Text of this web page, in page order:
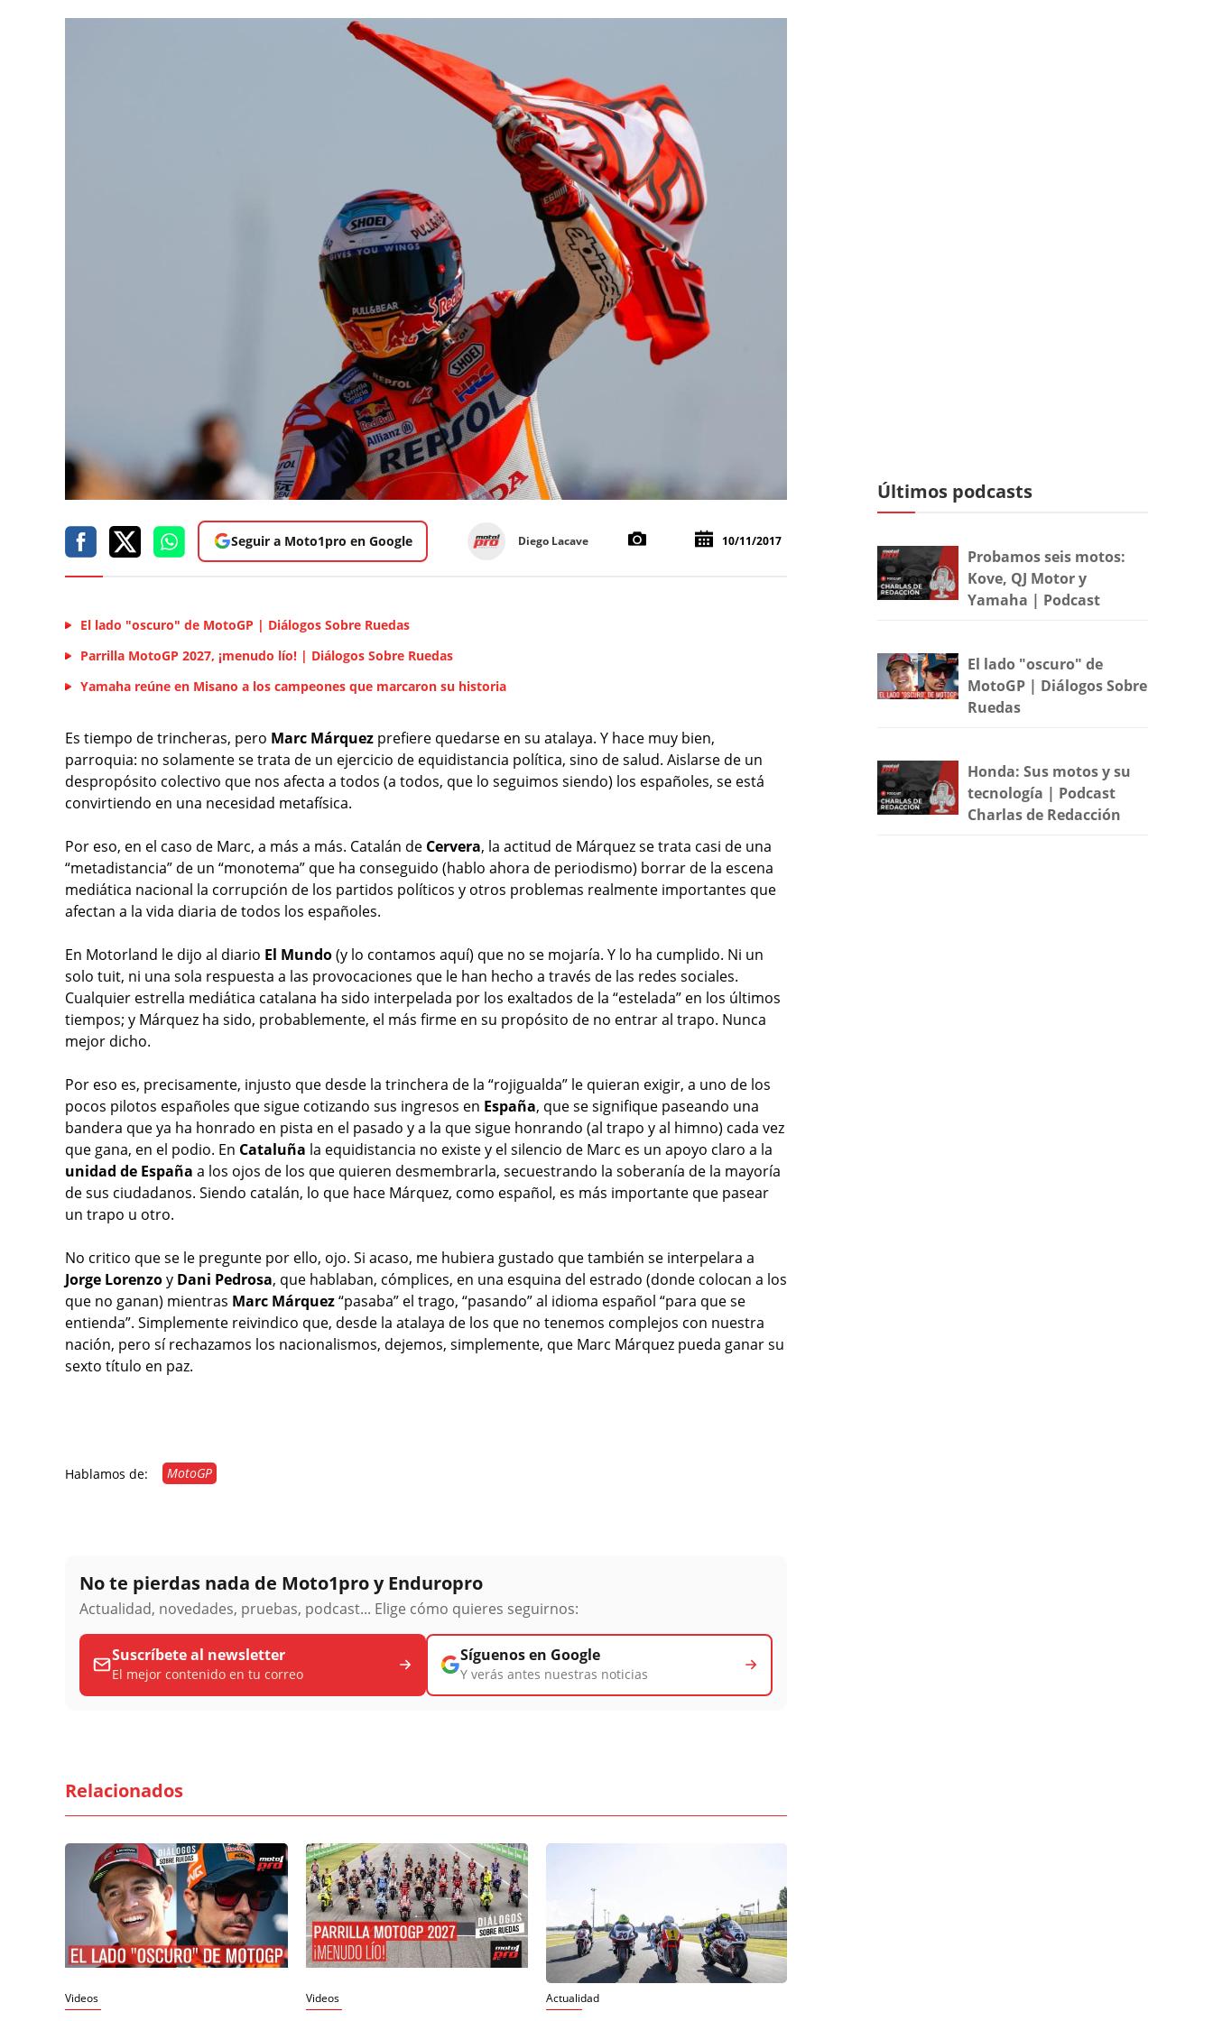
Seguir a Moto1pro en Google Diego Lacave 10/11/2017
El lado "oscuro" de MotoGP | Diálogos Sobre Ruedas
Parrilla MotoGP 2027, ¡menudo lío! | Diálogos Sobre Ruedas
Yamaha reúne en Misano a los campeones que marcaron su historia
Es tiempo de trincheras, pero Marc Márquez prefiere quedarse en su atalaya. Y hace muy bien,
parroquia: no solamente se trata de un ejercicio de equidistancia política, sino de salud. Aislarse de un
despropósito colectivo que nos afecta a todos (a todos, que lo seguimos siendo) los españoles, se está
convirtiendo en una necesidad metafísica.
Por eso, en el caso de Marc, a más a más. Catalán de Cervera, la actitud de Márquez se trata casi de una
“metadistancia” de un “monotema” que ha conseguido (hablo ahora de periodismo) borrar de la escena
mediática nacional la corrupción de los partidos políticos y otros problemas realmente importantes que
afectan a la vida diaria de todos los españoles.
En Motorland le dijo al diario El Mundo(y lo contamos aquí) que no se mojaría. Y lo ha cumplido. Ni un
solo tuit, ni una sola respuesta a las provocaciones que le han hecho a través de las redes sociales.
Cualquier estrella mediática catalana ha sido interpelada por los exaltados de la “estelada” en los últimos
tiempos; y Márquez ha sido, probablemente, el más firme en su propósito de no entrar al trapo. Nunca
mejor dicho.
Por eso es, precisamente, injusto que desde la trinchera de la “rojigualda” le quieran exigir, a uno de los
pocos pilotos españoles que sigue cotizando sus ingresos en España, que se signifique paseando una
bandera que ya ha honrado en pista en el pasado y a la que sigue honrando (al trapo y al himno) cada vez
que gana, en el podio. En Cataluña la equidistancia no existe y el silencio de Marc es un apoyo claro a la
unidad de España a los ojos de los que quieren desmembrarla, secuestrando la soberanía de la mayoría
de sus ciudadanos. Siendo catalán, lo que hace Márquez, como español, es más importante que pasear
un trapo u otro.
No critico que se le pregunte por ello, ojo. Si acaso, me hubiera gustado que también se interpelara a
Jorge Lorenzoy Dani Pedrosa, que hablaban, cómplices, en una esquina del estrado (donde colocan a los
que no ganan) mientras Marc Márquez“pasaba” el trago, “pasando” al idioma español “para que se
entienda”. Simplemente reivindico que, desde la atalaya de los que no tenemos complejos con nuestra
nación, pero sí rechazamos los nacionalismos, dejemos, simplemente, que Marc Márquez pueda ganar su
sexto título en paz.
Hablamos de: MotoGP
No te pierdas nada de Moto1pro y Enduropro
Actualidad, novedades, pruebas, podcast... Elige cómo quieres seguirnos:
Suscríbete al newsletter
El mejor contenido en tu correo
Síguenos en Google
Y verás antes nuestras noticias
Relacionados
Videos Videos Actualidad
Últimos podcasts
Probamos seis motos:
Kove, QJ Motor y
Yamaha | Podcast
El lado "oscuro" de
MotoGP | Diálogos Sobre
Ruedas
Honda: Sus motos y su
tecnología | Podcast
Charlas de Redacción